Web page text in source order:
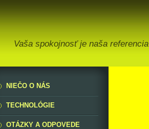
Vaša spokojnosť je naša referencia
NIEČO O NÁS
TECHNOLÓGIE
OTÁZKY A ODPOVEDE